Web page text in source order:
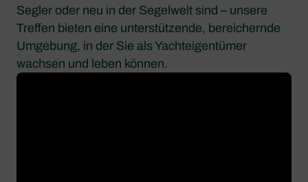
Segler oder neu in der Segelwelt sind – unsere
Treffen bieten eine unterstützende, bereichernde
Umgebung, in der Sie als Yachteigentümer
wachsen und leben können.